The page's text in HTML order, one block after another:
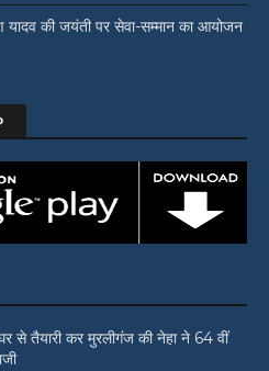
यादव की जयंती पर सेवा-सम्मान का आयोजन
से तैयारी कर मुरलीगंज की नेहा ने 64 वीं